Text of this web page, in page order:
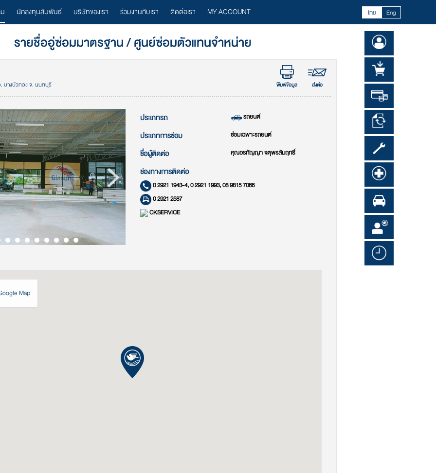
นักลงทุนสัมพันธ์ บริษัทของเรา ร่วมงานกับเรา ติดต่อเรา MY ACCOUNT ไทย Eng
รายชื่ออู่ซ่อมมาตรฐาน / ศูนย์ซ่อมตัวแทนจำหน่าย
างบัวทอง จ. นนทบุรี พิมพ์ข้อมูล ส่งต่อ
ประเภทรถ รถยนต์
ประเภทการซ่อม ซ่อมเฉพาะรถยนต์
ชื่อผู้ติดต่อ คุณอรกัญญา จตุพรสัมฤทธิ์
ช่องทางการติดต่อ
0 2921 1943-4, 0 2921 1993, 08 9815 7066
0 2921 2587
CKSERVICE
Map